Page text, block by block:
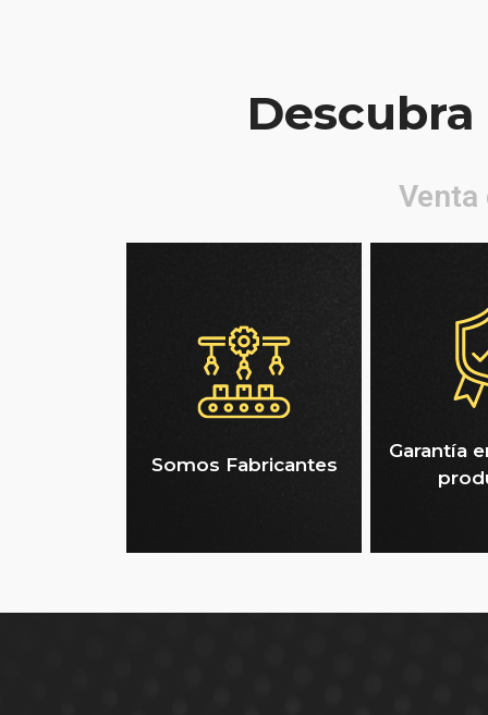
Somos Fabricantes
Garantía